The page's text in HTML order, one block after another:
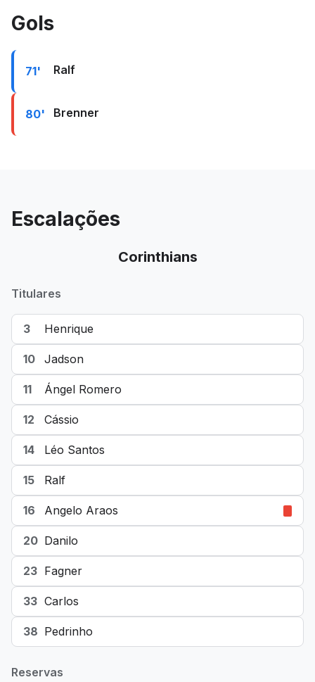
Gols
71' Ralf
80' Brenner
Escalações
Corinthians
Titulares
3 Henrique
10 Jadson
11 Ángel Romero
12 Cássio
14 Léo Santos
15 Ralf
16 Angelo Araos
20 Danilo
23 Fagner
33 Carlos
38 Pedrinho
Reservas